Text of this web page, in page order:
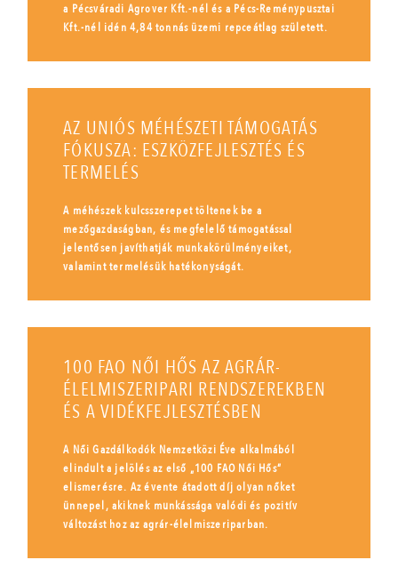
a Pécsváradi Agrover Kft.-nél és a Pécs-Reménypusztai
Kft.-nél idén 4,84 tonnás üzemi repceátlag született.
AZ UNIÓS MÉHÉSZETI TÁMOGATÁS
FÓKUSZA: ESZKÖZFEJLESZTÉS ÉS
TERMELÉS
A méhészek kulcsszerepet töltenek be a
mezőgazdaságban, és megfelelő támogatással
jelentősen javíthatják munkakörülményeiket,
valamint termelésük hatékonyságát.
100 FAO NŐI HŐS AZ AGRÁR-
ÉLELMISZERIPARI RENDSZEREKBEN
ÉS A VIDÉKFEJLESZTÉSBEN
A Női Gazdálkodók Nemzetközi Éve alkalmából
elindult a jelölés az első „100 FAO Női Hős”
elismerésre. Az évente átadott díj olyan nőket
ünnepel, akiknek munkássága valódi és pozitív
változást hoz az agrár-élelmiszeriparban.